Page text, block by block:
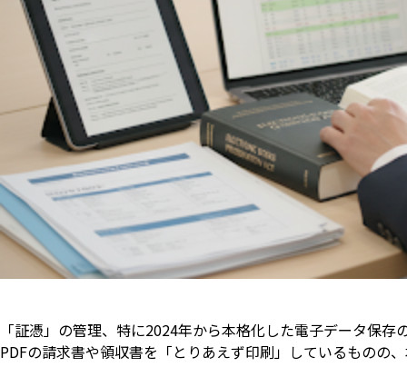
「証憑」の管理、特に2024年から本格化した電子データ保
PDFの請求書や領収書を「とりあえず印刷」しているものの